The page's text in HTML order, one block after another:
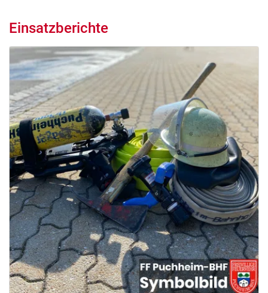
Einsatzberichte